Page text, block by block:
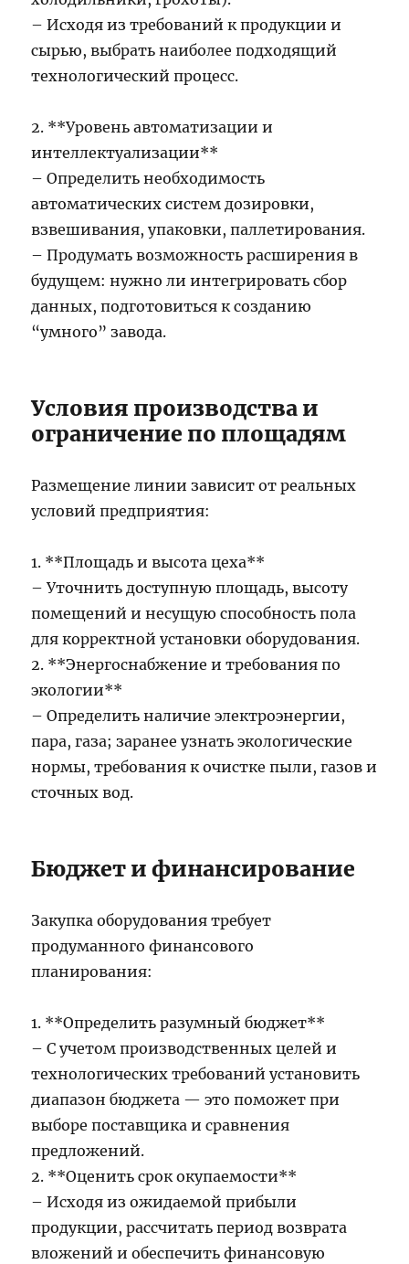
– Исходя из требований к продукции и
сырью, выбрать наиболее подходящий
технологический процесс.
2. **Уровень автоматизации и
интеллектуализации**
– Определить необходимость
автоматических систем дозировки,
взвешивания, упаковки, паллетирования.
– Продумать возможность расширения в
будущем: нужно ли интегрировать сбор
данных, подготовиться к созданию
“умного” завода.
Условия производства и
ограничение по площадям
Размещение линии зависит от реальных
условий предприятия:
1. **Площадь и высота цеха**
– Уточнить доступную площадь, высоту
помещений и несущую способность пола
для корректной установки оборудования.
2. **Энергоснабжение и требования по
экологии**
– Определить наличие электроэнергии,
пара, газа; заранее узнать экологические
нормы, требования к очистке пыли, газов и
сточных вод.
Бюджет и финансирование
Закупка оборудования требует
продуманного финансового
планирования:
1. **Определить разумный бюджет**
– С учетом производственных целей и
технологических требований установить
диапазон бюджета — это поможет при
выборе поставщика и сравнения
предложений.
2. **Оценить срок окупаемости**
– Исходя из ожидаемой прибыли
продукции, рассчитать период возврата
вложений и обеспечить финансовую